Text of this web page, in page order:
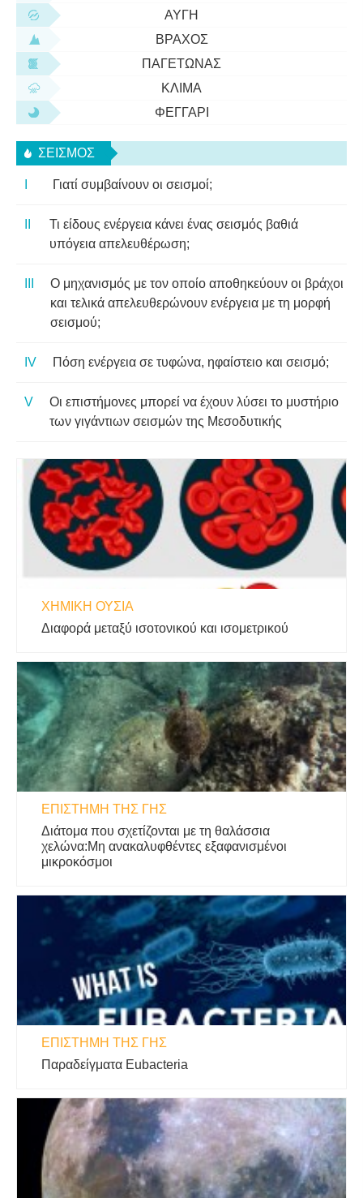
ΑΥΓΉ
ΒΡΆΧΟΣ
ΠΑΓΕΤΏΝΑΣ
ΚΛΊΜΑ
ΦΕΓΓΆΡΙ
ΣΕΙΣΜΌΣ
Γιατί συμβαίνουν οι σεισμοί;
Τι είδους ενέργεια κάνει ένας σεισμός βαθιά
υπόγεια απελευθέρωση;
Ο μηχανισμός με τον οποίο αποθηκεύουν οι βράχοι
και τελικά απελευθερώνουν ενέργεια με τη μορφή
σεισμού;
Πόση ενέργεια σε τυφώνα, ηφαίστειο και σεισμό;
Οι επιστήμονες μπορεί να έχουν λύσει το μυστήριο
των γιγάντιων σεισμών της Μεσοδυτικής
ΧΗΜΙΚΉ ΟΥΣΊΑ
Διαφορά μεταξύ ισοτονικού και ισομετρικού
ΕΠΙΣΤΉΜΗ ΤΗΣ ΓΗΣ
Διάτομα που σχετίζονται με τη θαλάσσια
χελώνα:Μη ανακαλυφθέντες εξαφανισμένοι
μικροκόσμοι
ΕΠΙΣΤΉΜΗ ΤΗΣ ΓΗΣ
Παραδείγματα Eubacteria